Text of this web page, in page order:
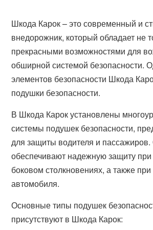
Шкода Карок – это современный и
внедорожник, который обладает не
прекрасными возможностями для
обширной системой безопасности.
элементов безопасности Шкода
подушки безопасности.
В Шкода Карок установлены
системы подушек безопасности,
для защиты водителя и
обеспечивают надежную защиту
боковом столкновениях, а также
автомобиля.
Основные типы подушек
присутствуют в Шкода Карок: